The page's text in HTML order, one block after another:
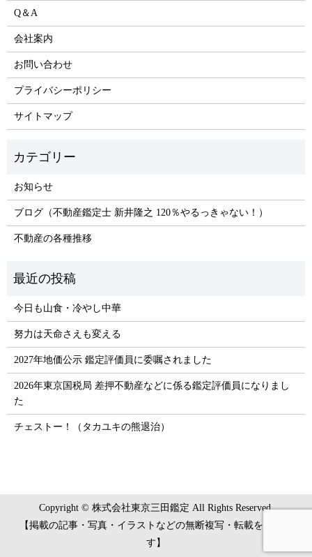
Q＆A
会社案内
お問い合わせ
プライバシーポリシー
サイトマップ
お知らせ
ブログ（不動産鑑定士 新井隆之 120％やるっきゃない！）
不動産の各種推移
今日も山食・冷やし中華
努力は天命さえも変える
2027年地価公示 鑑定評価員に委嘱されました
2026年東京国税局 差押不動産などに係る鑑定評価員になりまし
た
チェストー！（タカユキの熊退治）
Copyright © 株式会社東京三田鑑定 All Rights Reserved.
【掲載の記事・写真・イラストなどの無断複写・転載を禁じま
す】